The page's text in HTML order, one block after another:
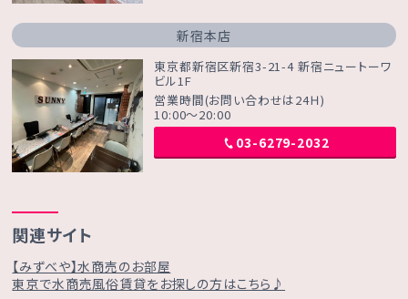
新宿本店
東京都新宿区新宿3-21-4 新宿ニュートーワ
ビル1F
営業時間(お問い合わせは24Ｈ)
10:00～20:00
03-6279-2032
関連サイト
【みずべや】水商売のお部屋
東京で水商売風俗賃貸をお探しの方はこちら♪